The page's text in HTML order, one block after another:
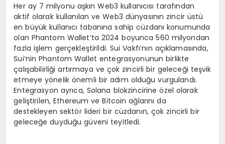
Her ay 7 milyonu aşkın Web3 kullanıcısı tarafından
aktif olarak kullanılan ve Web3 dünyasının zincir üstü
en büyük kullanıcı tabanına sahip cüzdanı konumunda
olan Phantom Wallet’ta 2024 boyunca 560 milyondan
fazla işlem gerçekleştirildi. Sui Vakfı’nın açıklamasında,
Sui’nin Phantom Wallet entegrasyonunun birlikte
çalışabilirliği artırmaya ve çok zincirli bir geleceği teşvik
etmeye yönelik önemli bir adım olduğu vurgulandı.
Entegrasyon ayrıca, Solana blokzincirine özel olarak
geliştirilen, Ethereum ve Bitcoin ağlarını da
destekleyen sektör lideri bir cüzdanın, çok zincirli bir
geleceğe duyduğu güveni teyitledi.